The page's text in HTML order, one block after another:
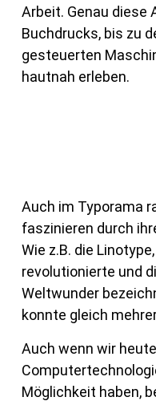
Arbeit. Genau diese
Buchdrucks, bis zu
gesteuerten
hautnah erleben.
Auch im Typorama
faszinieren durch
Wie z.B. die
revolutionierte und
Weltwunder
konnte gleich
Auch wenn wir
Möglichkeit haben,